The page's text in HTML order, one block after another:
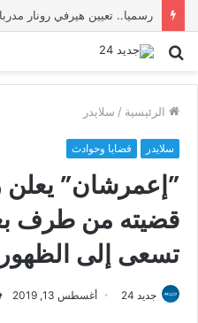
رسميا.. تعيين هيرفي رونار
بحث
الرئيسية / سلايدر
سلايدر قضايا وحوادث
”إعمرشان” يعلن
قضيته من طرف
تسعى إلى الظهور
جديد 24 أغسطس 13, 2019